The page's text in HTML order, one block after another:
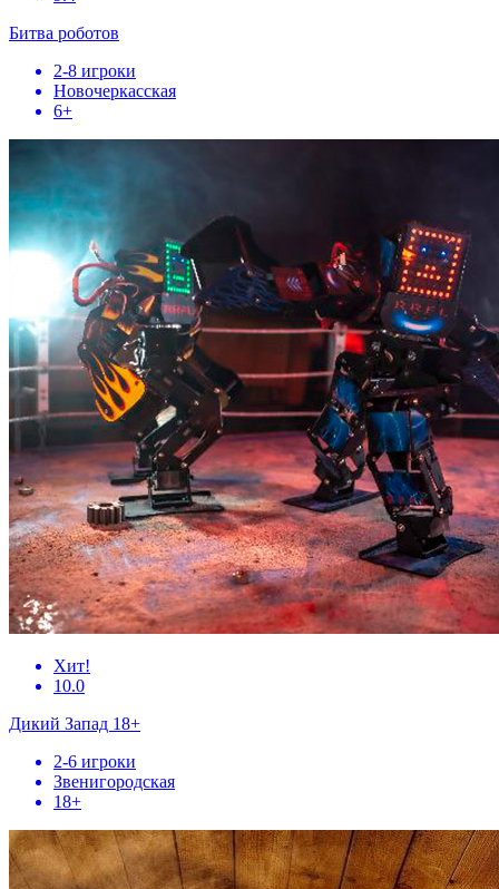
Битва роботов
2-8 игроки
Новочеркасская
6+
Хит!
10.0
Дикий Запад 18+
2-6 игроки
Звенигородская
18+